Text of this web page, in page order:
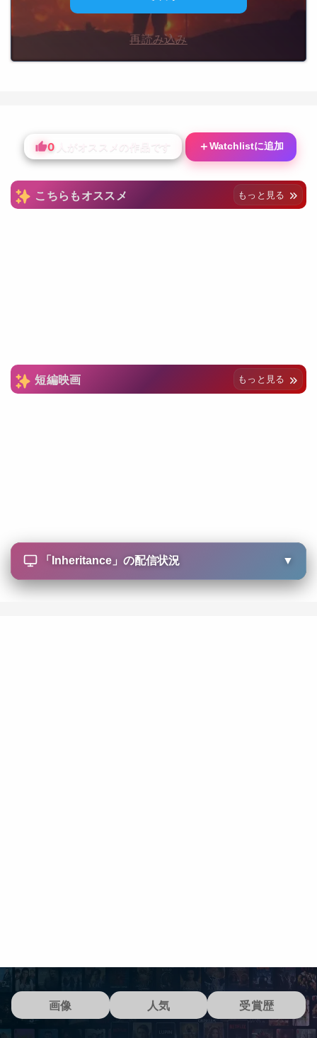
再読み込み
0 人がオススメの作品です ＋Watchlistに追加
こちらもオススメ もっと見る
短編映画 もっと見る
「 Inheritance」の配信状況 ▼
画像 人気 受賞歴